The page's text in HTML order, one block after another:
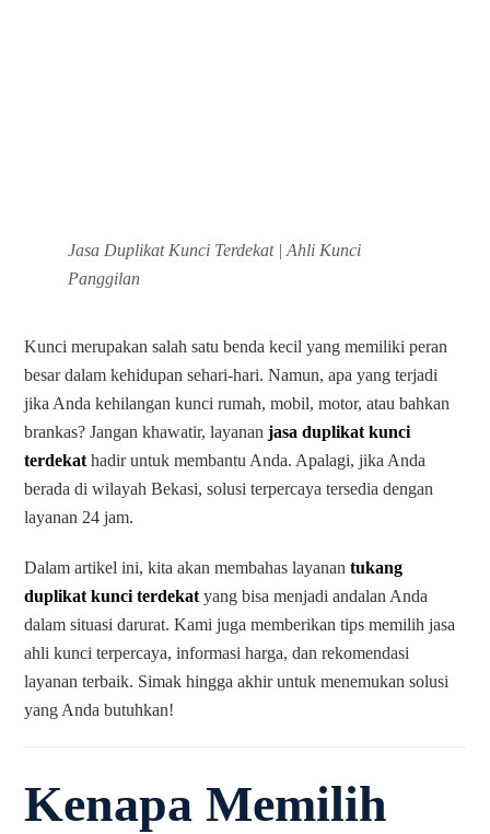
Jasa Duplikat Kunci Terdekat | Ahli Kunci
Panggilan
Kunci merupakan salah satu benda kecil yang memiliki peran
besar dalam kehidupan sehari-hari. Namun, apa yang terjadi
jika Anda kehilangan kunci rumah, mobil, motor, atau bahkan
brankas? Jangan khawatir, layananjasa duplikat kunci
terdekat hadir untuk membantu Anda. Apalagi, jika Anda
berada di wilayah Bekasi, solusi terpercaya tersedia dengan
layanan 24 jam.
Dalam artikel ini, kita akan membahas layanantukang
duplikat kunci terdekat yang bisa menjadi andalan Anda
dalam situasi darurat. Kami juga memberikan tips memilih jasa
ahli kunci terpercaya, informasi harga, dan rekomendasi
layanan terbaik. Simak hingga akhir untuk menemukan solusi
yang Anda butuhkan!
Kenapa Memilih